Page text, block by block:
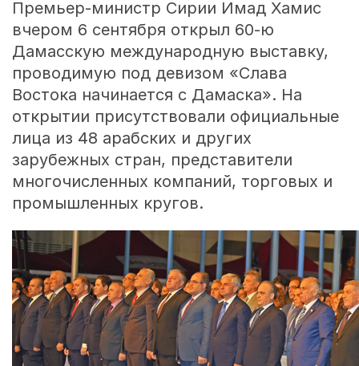
Премьер-министр Сирии Имад Хамис
вчером 6 сентября открыл 60-ю
Дамасскую международную выставку,
проводимую под девизом «Слава
Востока начинается с Дамаска». На
открытии присутствовали официальные
лица из 48 арабских и других
зарубежных стран, представители
многочисленных компаний, торговых и
промышленных кругов.